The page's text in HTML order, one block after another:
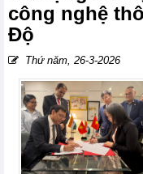
công nghệ
Độ
Thứ năm, 26-3-2026